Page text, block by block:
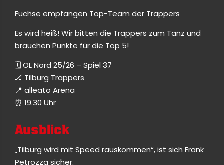
Füchse empfangen Top-Team der Trappers
Es wird heiß! Wir bitten die Trappers zum Tanz und
brauchen Punkte für die Top 5!
🗓 OL Nord 25/26 – Spiel 37
🏒 Tilburg Trappers
📍 alleato Arena
⏰️ 19.30 Uhr
Ausblick
„Tilburg wird mit Speed rauskommen“, ist sich Frank
Petrozza sicher.